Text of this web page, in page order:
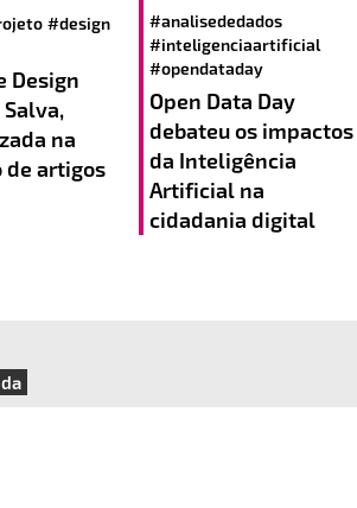
#design
Design
na
de artigos
#analisededados
#inteligenciaartificial
#opendataday
Open Data Day
debateu os impactos
da Inteligência
Artificial na
cidadania digital